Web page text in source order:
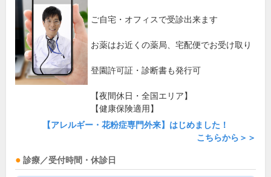
ご自宅・オフィスで受診出来ます
お薬はお近くの薬局、宅配便でお受け取り
登園許可証・診断書も発行可
【夜間休日・全国エリア】
【健康保険適用】
【アレルギー・花粉症専門外来】はじめました！
こちらから＞＞
診療／受付時間・休診日